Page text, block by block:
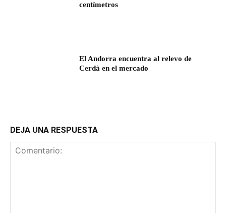
centímetros
El Andorra encuentra al relevo de
Cerdà en el mercado
DEJA UNA RESPUESTA